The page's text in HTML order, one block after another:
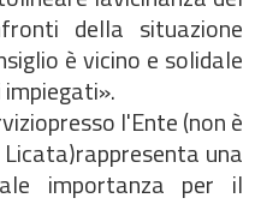
della situazione
è vicino e solidale
l'Ente (non è
una
importanza per il